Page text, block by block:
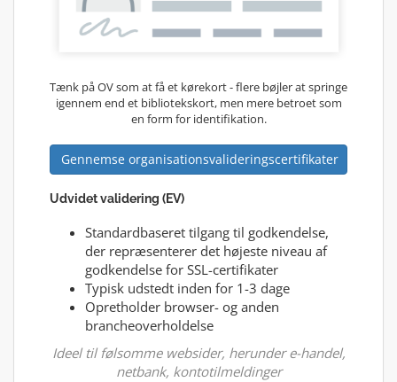
Tænk på OV som at få et kørekort - flere bøjler at springe
igennem end et bibliotekskort, men mere betroet som
en form for identifikation.
Gennemse organisationsvalideringscertifikater
Udvidet validering (EV)
Standardbaseret tilgang til godkendelse,
der repræsenterer det højeste niveau af
godkendelse for SSL-certifikater
Typisk udstedt inden for 1-3 dage
Opretholder browser- og anden
brancheoverholdelse
Ideel til følsomme websider, herunder e-handel,
netbank, kontotilmeldinger